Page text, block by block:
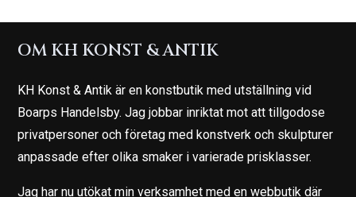
OM KH KONST & ANTIK
KH Konst & Antik är en konstbutik med utställning vid
Boarps Handelsby. Jag jobbar inriktat mot att tillgodose
privatpersoner och företag med konstverk och skulpturer
anpassade efter olika smaker i varierade prisklasser.
Jag har nu utökat min verksamhet med en webbutik där